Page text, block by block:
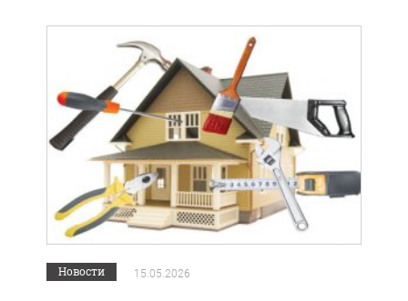
Новости 15.05.2026